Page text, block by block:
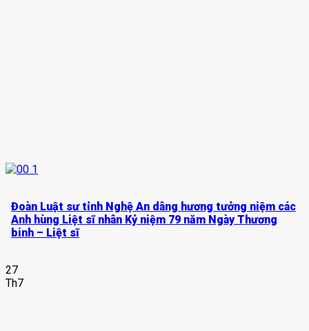
Đoàn Luật sư tỉnh Nghệ An dâng hương tưởng niệm các
Anh hùng Liệt sĩ nhân Kỷ niệm 79 năm Ngày Thương
binh – Liệt sĩ
27
Th7